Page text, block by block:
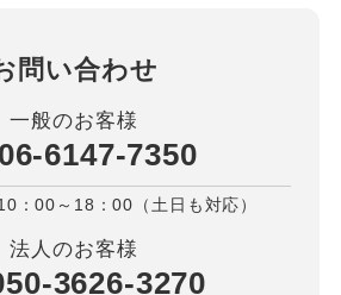
問い合わせ
一般のお客様
06-6147-7350
：00～18：00（土日も対応）
法人のお客様
3626-3270